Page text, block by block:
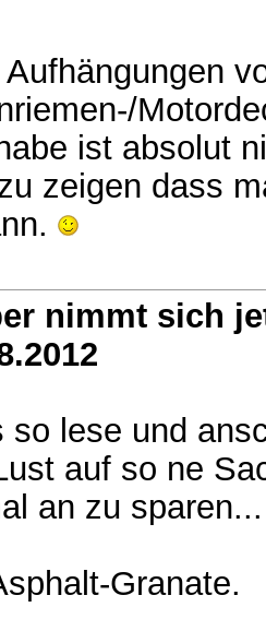
ist absolut
zeigen dass
nimmt sich
so lese und
auf so ne
an zu
Granate.